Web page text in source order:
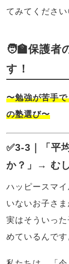
てみてください
🧑‍🏫保護者
す！
〜勉強が苦手
の塾選び〜
✅3-3｜「平
か？」→ む
ハッピースマ
いないお子さ
実はそういっ
めているんです